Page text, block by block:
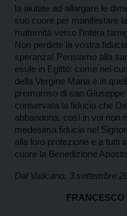
la aiutate ad allargare le
suo cuore per manifestare
maternità verso l’intera
Non perdete la vostra
speranza! Pensiamo alla
esule in Egitto: come nel
della Vergine Maria e in
premuroso di san Giuseppe
conservata la fiducia che
abbandona, così in voi non
medesima fiducia nel
alla loro protezione e a tutti
cuore la Benedizione
Dal Vaticano, 3 settembre
FRANCESCO